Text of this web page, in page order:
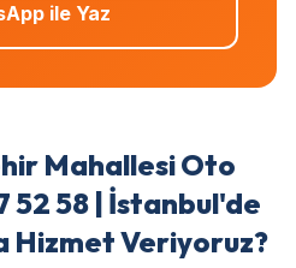
ile Yaz
Mahallesi Oto
52 58 | İstanbul'de
Hizmet Veriyoruz?